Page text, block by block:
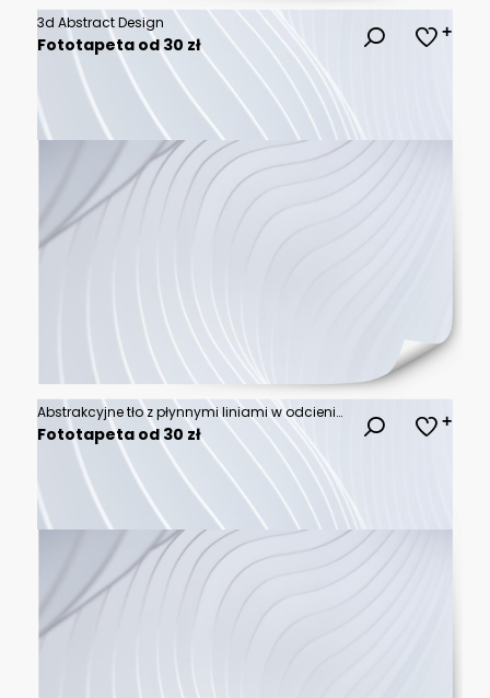
3d Abstract Design
Fototapeta od 30 zł
Abstrakcyjne tło z płynnymi liniami w odcieniach niebieskiego i fioletu – nowoczesny gradientowy wzór z efektem fali
Fototapeta od 30 zł